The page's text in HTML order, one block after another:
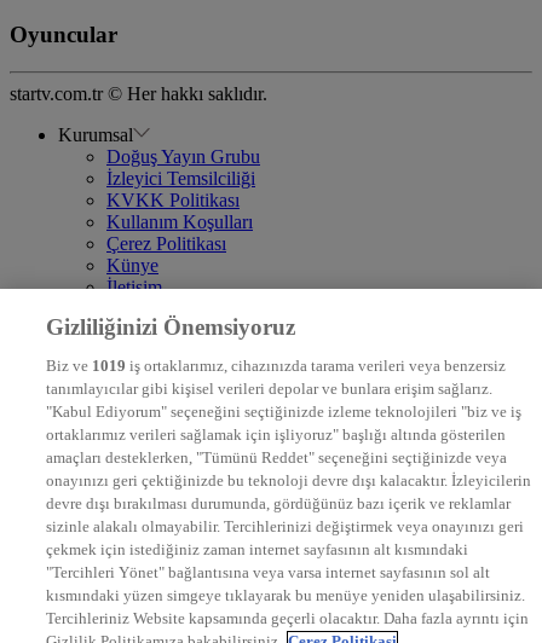
Oyuncular
startv.com.tr © Her hakkı saklıdır.
Kurumsal
Doğuş Yayın Grubu
İzleyici Temsilciliği
KVKK Politikası
Kullanım Koşulları
Çerez Politikası
Künye
İletişim
DYG Televizyonlar
STAR
EURO STAR
KRAL POP TV
DYG Radyolar
NTV RADYO
KRAL FM
KRAL POP
EKSEN
VOYAGE
DYG Dijital
ntv.com.tr
ntvspor.net
secim.ntv.com.tr
Gizliliğinizi Önemsiyoruz
Biz ve 1019 iş ortaklarımız, cihazınızda tarama verileri veya benzersiz
tanımlayıcılar gibi kişisel verileri depolar ve bunlara erişim sağlarız.
"Kabul Ediyorum" seçeneğini seçtiğinizde izleme teknolojileri "biz ve iş
ortaklarımız verileri sağlamak için işliyoruz" başlığı altında gösterilen
amaçları desteklerken, "Tümünü Reddet" seçeneğini seçtiğinizde veya
onayınızı geri çektiğinizde bu teknoloji devre dışı kalacaktır. İzleyicilerin
devre dışı bırakılması durumunda, gördüğünüz bazı içerik ve reklamlar
sizinle alakalı olmayabilir. Tercihlerinizi değiştirmek veya onayınızı geri
çekmek için istediğiniz zaman internet sayfasının alt kısmındaki
"Tercihleri Yönet" bağlantısına veya varsa internet sayfasının sol alt
kısmındaki yüzen simgeye tıklayarak bu menüye yeniden ulaşabilirsiniz.
Tercihleriniz Website kapsamında geçerli olacaktır. Daha fazla ayrıntı için